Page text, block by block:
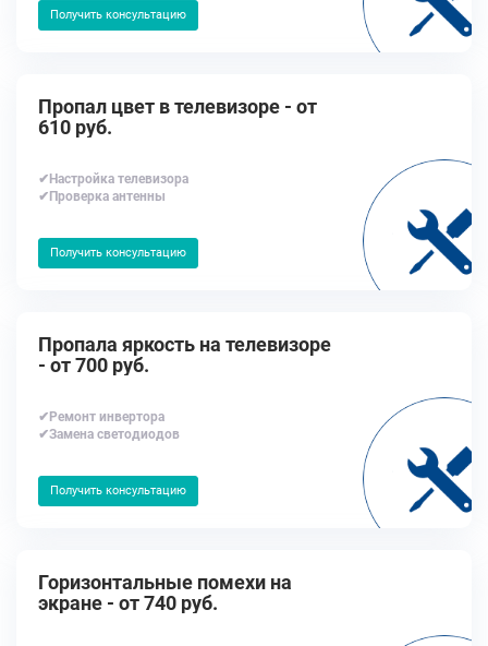
Получить консультацию
Пропал цвет в телевизоре - от
610 руб.
✔Настройка телевизора
✔Проверка антенны
Получить консультацию
Пропала яркость на телевизоре
- от 700 руб.
✔Ремонт инвертора
✔Замена светодиодов
Получить консультацию
Горизонтальные помехи на
экране - от 740 руб.